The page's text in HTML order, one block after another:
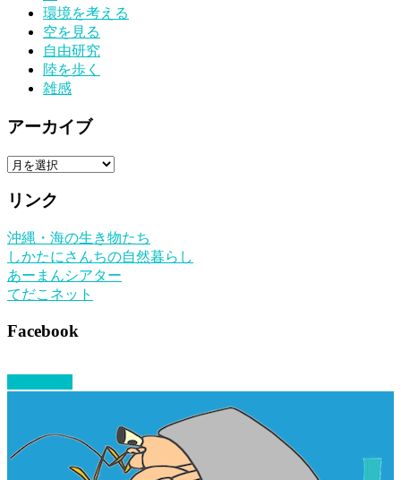
環境を考える
空を見る
自由研究
陸を歩く
雑感
アーカイブ
ア
カ
ブ
リンク
沖縄・海の生き物たち
しかたにさんちの自然暮らし
あーまんシアター
てだこネット
Facebook